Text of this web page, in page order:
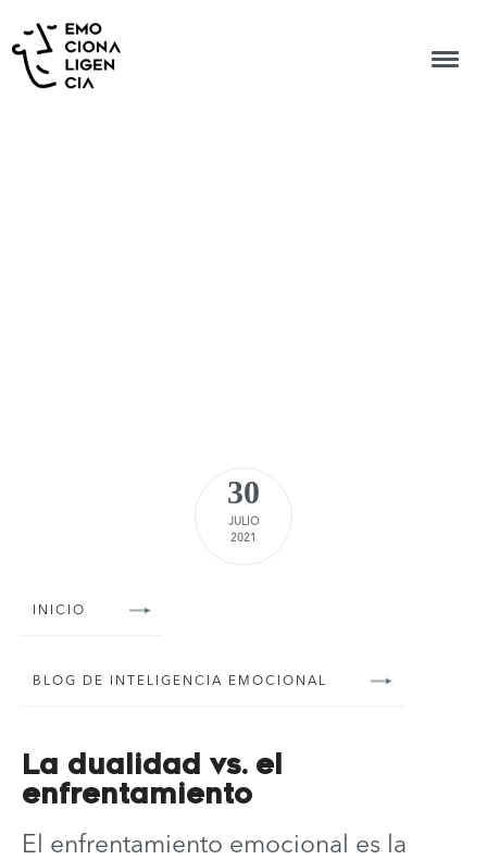
30
JULIO
2021
INICIO
BLOG DE INTELIGENCIA EMOCIONAL
La dualidad vs. el
enfrentamiento
El enfrentamiento emocional es la